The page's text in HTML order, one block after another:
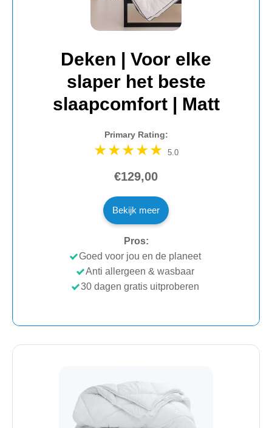
Deken | Voor elke
slaper het beste
slaapcomfort | Matt
Primary Rating:
5.0
€129,00
Bekijk meer
Pros:
Goed voor jou en de planeet
Anti allergeen & wasbaar
30 dagen gratis uitproberen